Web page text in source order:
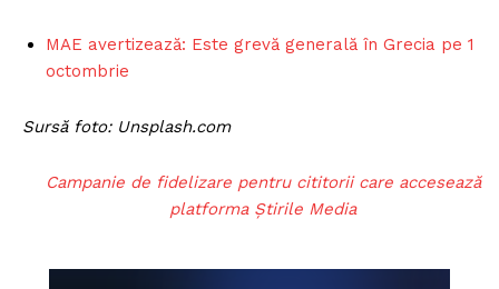
MAE avertizează: Este grevă generală în Grecia pe 1
octombrie
Sursă foto: Unsplash.com
Campanie de fidelizare pentru cititorii care accesează
platforma Știrile Media